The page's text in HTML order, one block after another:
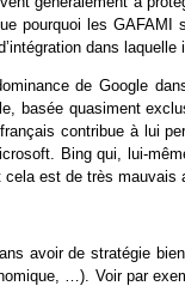
pourquoi les
dans
de Google
basée quasiment
contribue à lui
Bing qui, lui-
est de très mauvais
avoir de stratégie
…). Voir par